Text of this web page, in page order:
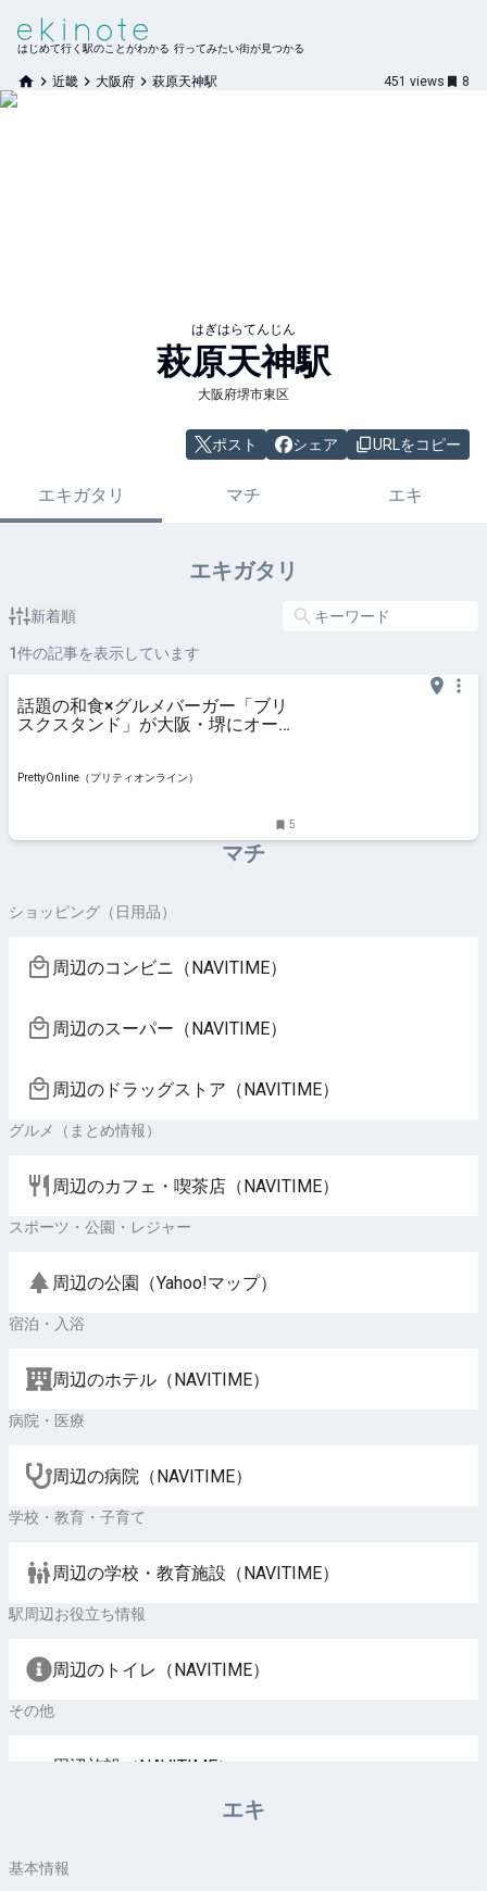
はじめて行く駅のことがわかる 行ってみたい街が見つかる
近畿 大阪府 萩原天神駅 451 views 8
はぎはらてんじん
萩原天神駅
大阪府堺市東区
ポスト シェア URLをコピー
エキガタリ マチ エキ
エキガタリ
新着順
1件の記事を表示しています
話題の和食×グルメバーガー「ブリ
スクスタンド」が大阪・堺にオープ
PrettyOnline（プリティオンライン）
5
マチ
ショッピング（日用品）
周辺のコンビニ（NAVITIME）
周辺のスーパー（NAVITIME）
周辺のドラッグストア（NAVITIME）
グルメ（まとめ情報）
周辺のカフェ・喫茶店（NAVITIME）
スポーツ・公園・レジャー
周辺の公園（Yahoo!マップ）
宿泊・入浴
周辺のホテル（NAVITIME）
病院・医療
周辺の病院（NAVITIME）
学校・教育・子育て
周辺の学校・教育施設（NAVITIME）
駅周辺お役立ち情報
周辺のトイレ（NAVITIME）
その他
周辺施設（NAVITIME）
エキ
基本情報